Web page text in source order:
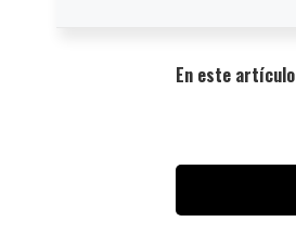
En este artículo